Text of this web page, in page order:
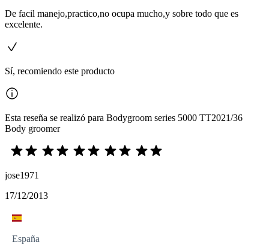
De facil manejo,practico,no ocupa mucho,y sobre todo que es
excelente.
Sí, recomiendo este producto
Esta reseña se realizó para Bodygroom series 5000 TT2021/36
Body groomer
jose1971
17/12/2013
España